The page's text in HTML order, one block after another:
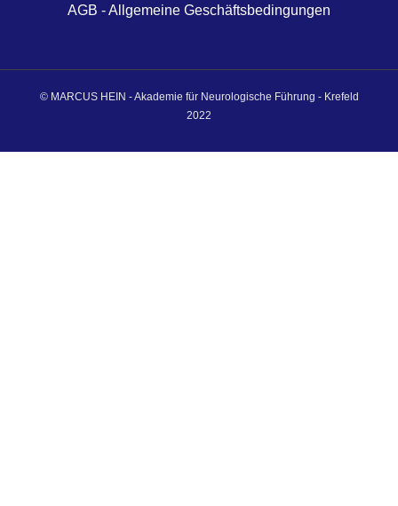
AGB - Allgemeine Geschäftsbedingungen
© MARCUS HEIN - Akademie für Neurologische Führung - Krefeld
2022